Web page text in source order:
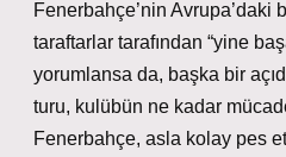
Fenerbahçe’nin Avrupa’daki
taraftarlar tarafından “yine
yorumlansa da, başka bir
turu, kulübün ne kadar
Fenerbahçe, asla kolay pes